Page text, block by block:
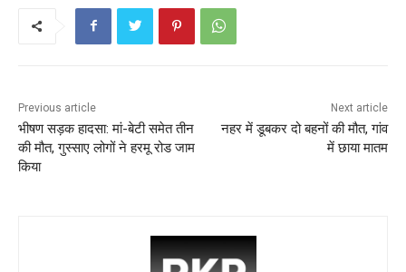
Previous article
भीषण सड़क हादसा: मां-बेटी समेत तीन
की मौत, गुस्साए लोगों ने हरमू रोड जाम
किया
Next article
नहर में डूबकर दो बहनों की मौत, गांव
में छाया मातम